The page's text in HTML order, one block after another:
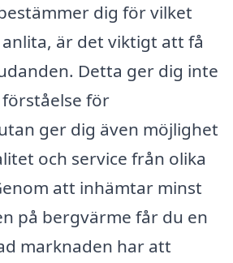
dig för vilket
är det viktigt att få
Detta ger dig inte
för
ger dig även möjlighet
och service från olika
att inhämtar minst
på bergvärme får du en
marknaden har att